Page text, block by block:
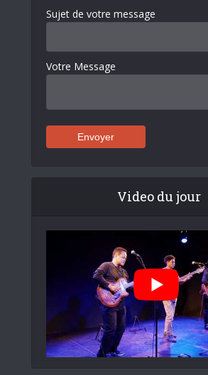
Sujet de votre message
Votre Message
Video du jour